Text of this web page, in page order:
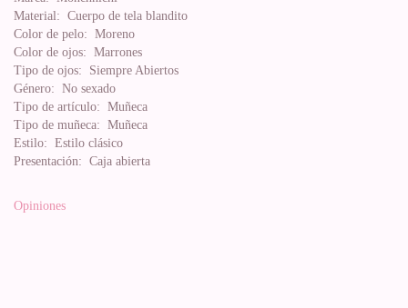
Material: Cuerpo de tela blandito
Color de pelo: Moreno
Color de ojos: Marrones
Tipo de ojos: Siempre Abiertos
Género: No sexado
Tipo de artículo: Muñeca
Tipo de muñeca: Muñeca
Estilo: Estilo clásico
Presentación: Caja abierta
Opiniones